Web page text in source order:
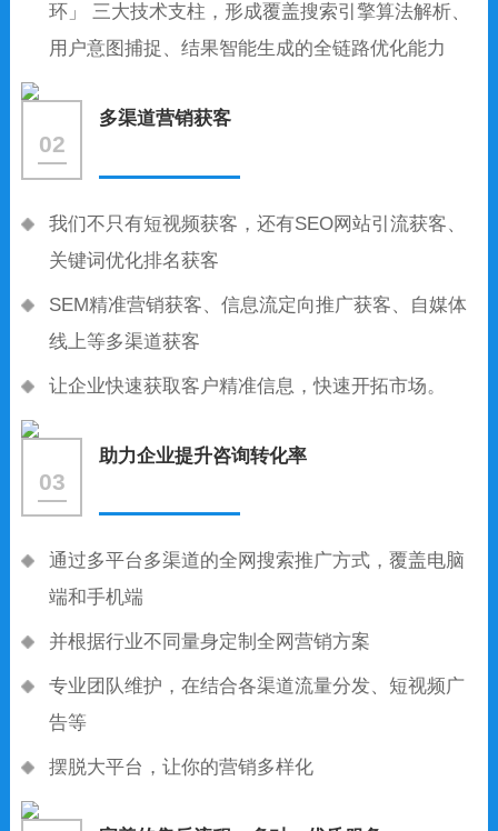
环」 三大技术支柱，形成覆盖搜索引擎算法解析、
用户意图捕捉、结果智能生成的全链路优化能力
02
多渠道营销获客
我们不只有短视频获客，还有SEO网站引流获客、
关键词优化排名获客
SEM精准营销获客、信息流定向推广获客、自媒体
线上等多渠道获客
让企业快速获取客户精准信息，快速开拓市场。
03
助力企业提升咨询转化率
通过多平台多渠道的全网搜索推广方式，覆盖电脑
端和手机端
并根据行业不同量身定制全网营销方案
专业团队维护，在结合各渠道流量分发、短视频广
告等
摆脱大平台，让你的营销多样化